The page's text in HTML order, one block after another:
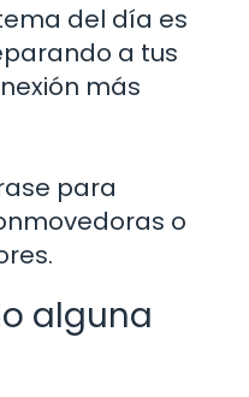
del día es
a tus
más
para
o
alguna